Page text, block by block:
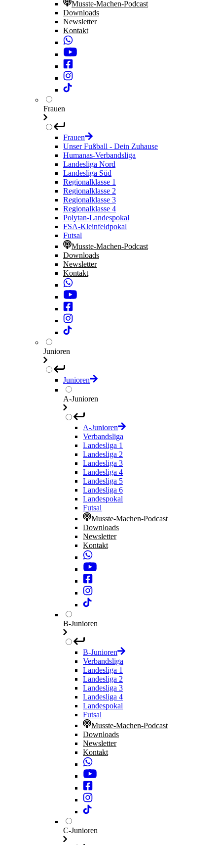
Musste-Machen-Podcast
Downloads
Newsletter
Kontakt
Frauen
Frauen
Unser Fußball - Dein Zuhause
Humanas-Verbandsliga
Landesliga Nord
Landesliga Süd
Regionalklasse 1
Regionalklasse 2
Regionalklasse 3
Regionalklasse 4
Polytan-Landespokal
FSA-Kleinfeldpokal
Futsal
Musste-Machen-Podcast
Downloads
Newsletter
Kontakt
Junioren
Junioren
A-Junioren
A-Junioren
Verbandsliga
Landesliga 1
Landesliga 2
Landesliga 3
Landesliga 4
Landesliga 5
Landesliga 6
Landespokal
Futsal
Musste-Machen-Podcast
Downloads
Newsletter
Kontakt
B-Junioren
B-Junioren
Verbandsliga
Landesliga 1
Landesliga 2
Landesliga 3
Landesliga 4
Landespokal
Futsal
Musste-Machen-Podcast
Downloads
Newsletter
Kontakt
C-Junioren